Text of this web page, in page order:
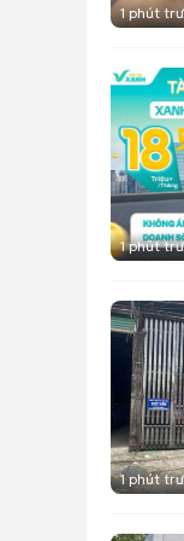
1 phút
1 phút
1 phút